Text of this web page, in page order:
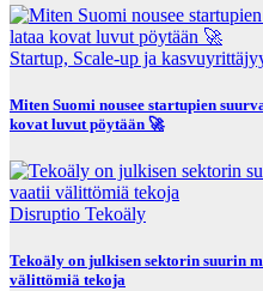
Startup, Scale-up ja
Miten Suomi nousee startupien
kovat luvut pöytään 🚀
Disruptio Tekoäly
Tekoäly on julkisen sektorin suurin
välittömiä tekoja